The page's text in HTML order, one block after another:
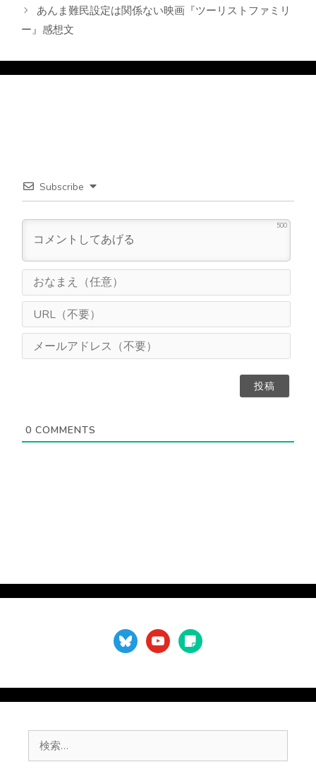
ー
あんま難民設定は関係ない映画『ツーリストファミリ
ー』感想文
Subscribe
500
ま
（
意
L
（
0 COMMENTS
blueskyyoutubesticky-
note
索: